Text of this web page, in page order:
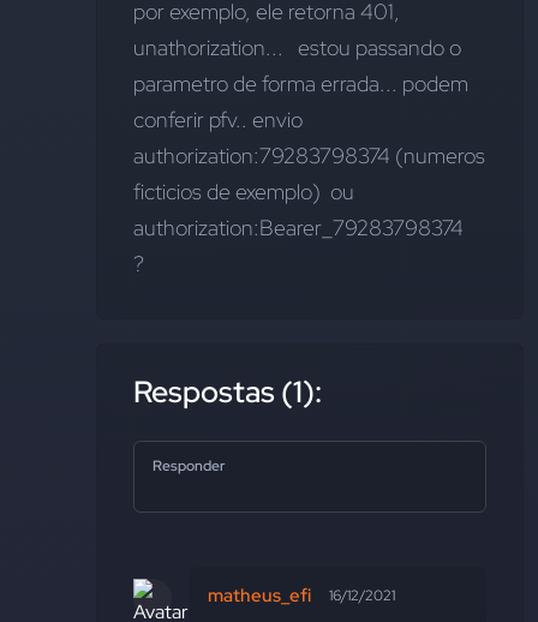
por exemplo, ele retorna 401,
unathorization...   estou passando o
parametro de forma errada... podem
conferir pfv.. envio
authorization:79283798374 (numeros
ficticios de exemplo)  ou
authorization:Bearer_79283798374
?
Respostas (1):
Responder
matheus_efi 16/12/2021